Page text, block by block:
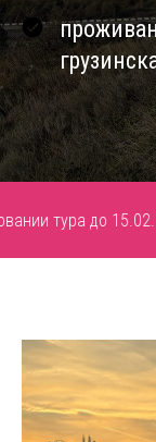
15.02.26, вы